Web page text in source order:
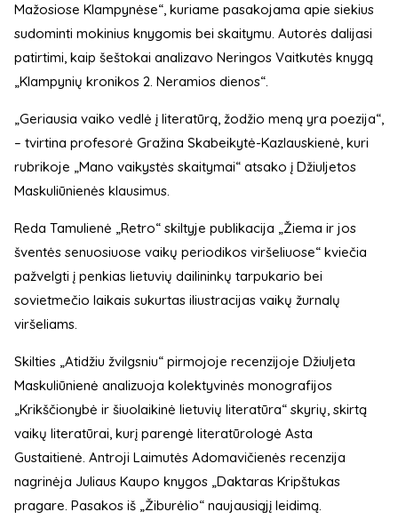
Mažosiose Klampynėse“, kuriame pasakojama apie siekius
sudominti mokinius knygomis bei skaitymu. Autorės dalijasi
patirtimi, kaip šeštokai analizavo Neringos Vaitkutės knygą
„Klampynių kronikos 2. Neramios dienos“.
„Geriausia vaiko vedlė į literatūrą, žodžio meną yra poezija“,
– tvirtina profesorė Gražina Skabeikytė-Kazlauskienė, kuri
rubrikoje „Mano vaikystės skaitymai“ atsako į Džiuljetos
Maskuliūnienės klausimus.
Reda Tamulienė „Retro“ skiltyje publikacija „Žiema ir jos
šventės senuosiuose vaikų periodikos viršeliuose“ kviečia
pažvelgti į penkias lietuvių dailininkų tarpukario bei
sovietmečio laikais sukurtas iliustracijas vaikų žurnalų
viršeliams.
Skilties „Atidžiu žvilgsniu“ pirmojoje recenzijoje Džiuljeta
Maskuliūnienė analizuoja kolektyvinės monografijos
„Krikščionybė ir šiuolaikinė lietuvių literatūra“ skyrių, skirtą
vaikų literatūrai, kurį parengė literatūrologė Asta
Gustaitienė. Antroji Laimutės Adomavičienės recenzija
nagrinėja Juliaus Kaupo knygos „Daktaras Kripštukas
pragare. Pasakos iš „Žiburėlio“ naujausiąjį leidimą.